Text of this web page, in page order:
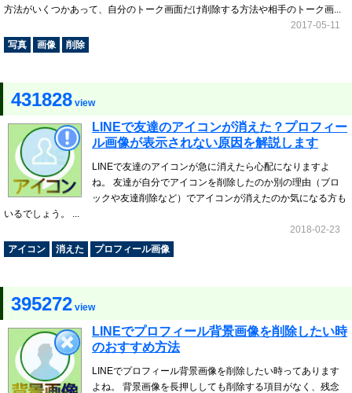
方法がいくつかあって、自分のトーク画面だけ削除する方法や相手のトーク画...
2017-05-11
写真
画像 削除
431828 view
LINEで友達のアイコンが消えた？プロフィー
ル画像が表示されない原因を解説します
LINEで友達のアイコンが急に消えたら心配になりますよ
ね。 友達が自分でアイコンを削除したのか別の理由（ブロ
ックや友達削除など）でアイコンが消えたのか気になる方も
いるでしょう。 ...
2018-02-23
アイコン
消えた プロフィール画像
395272 view
LINEでプロフィール背景画像を削除したい時
のおすすめ方法
LINEでプロフィール背景画像を削除したい時ってあります
よね。 背景画像を長押ししても削除する項目がなく、残念